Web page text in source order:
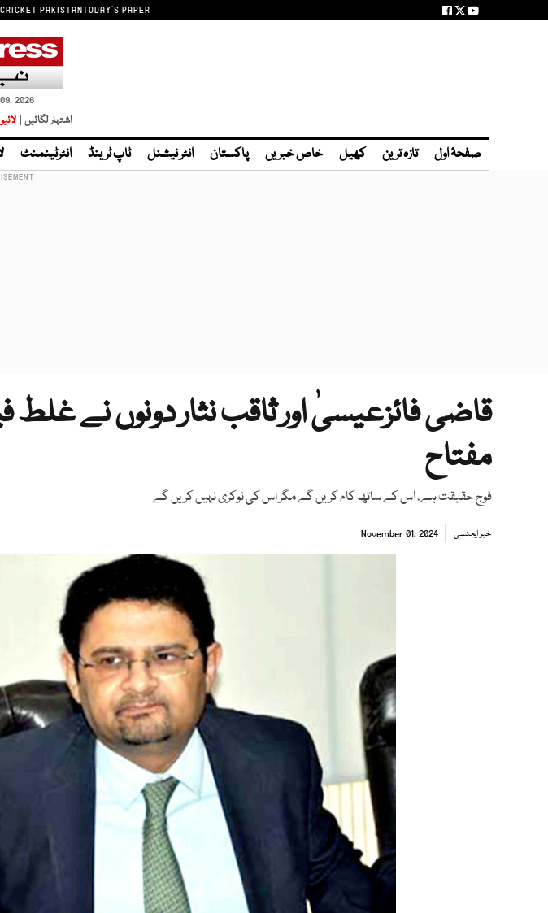
CRICKET PAKISTANTODAY'S PAPER
09, 2026
اشتہار لگائیں |
صفحۂ اول تازہ ترین کھیل خاص خبریں پاکستان انٹر نیشنل ٹاپ ٹرینڈ انٹرٹینمنٹ
قاضی فائزعیسیٰ اور ثاقب نثار دونوں نے
مفتاح
فوج حقیقت ہے، اس کے ساتھ کام کریں گے مگر اس کی نوکری نہیں کریں گے
خبر ایجنسی November 01, 2024